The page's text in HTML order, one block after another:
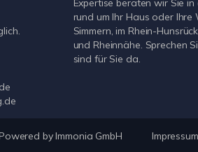
Expertise beraten wir Sie in
rund um Ihr Haus oder Ihre
Simmern, im Rhein-
und Rheinnähe. Sprechen
sind für Sie da.
byImmonia GmbH Impressum